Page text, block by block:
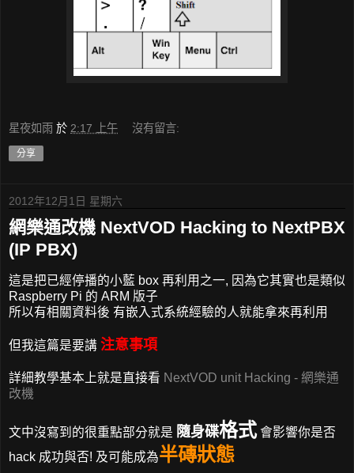
星夜如雨 於 2:17 上午 沒有留言:
分享
2012年12月1日 星期六
網樂通改機 NextVOD Hacking to NextPBX
(IP PBX)
這是把已經停播的小藍 box 再利用之一, 因為它其實也是類似
Raspberry Pi 的 ARM 版子
所以有相關資料後 有嵌入式系統經驗的人就能拿來再利用
但我這篇是要講 注意事項
詳細教學基本上就是直接看 NextVOD unit Hacking - 網樂通
改機
文中沒寫到的很重點部分就是 隨身碟格式 會影響你是否
hack 成功與否! 及可能成為半磚狀態